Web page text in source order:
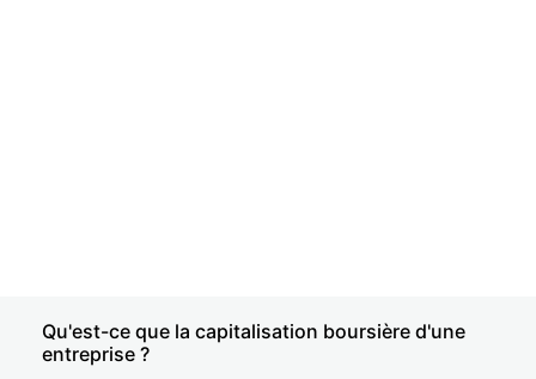
Qu'est-ce que la capitalisation boursière d'une
entreprise ?